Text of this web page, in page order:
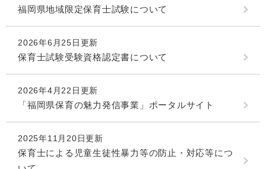
福岡県地域限定保育士試験について
2026年6月25日更新
保育士試験受験資格認定書について
2026年4月22日更新
「福岡県保育の魅力発信事業」ポータルサイト
2025年11月20日更新
保育士による児童生徒性暴力等の防止・対応等につ